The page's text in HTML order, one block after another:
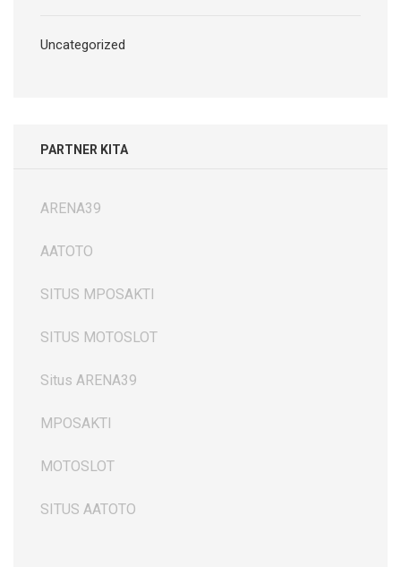
Uncategorized
PARTNER KITA
ARENA39
AATOTO
SITUS MPOSAKTI
SITUS MOTOSLOT
Situs ARENA39
MPOSAKTI
MOTOSLOT
SITUS AATOTO